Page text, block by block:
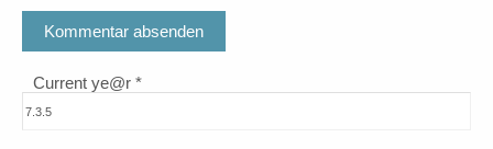
Current ye@r *